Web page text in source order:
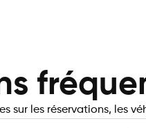
sur les réservations, les